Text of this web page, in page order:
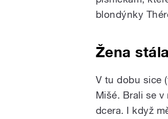
blondýnky
Žena
V tu dobu sice
Mišé. Brali se
dcera. I když